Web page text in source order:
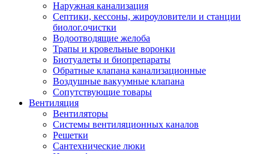
Наружная канализация
Септики, кессоны, жироуловители и станции
биолог.очистки
Водоотводящие желоба
Трапы и кровельные воронки
Биотуалеты и биопрепараты
Обратные клапана канализационные
Воздушные вакуумные клапана
Сопутствующие товары
Вентиляция
Вентиляторы
Системы вентиляционных каналов
Решетки
Сантехнические люки